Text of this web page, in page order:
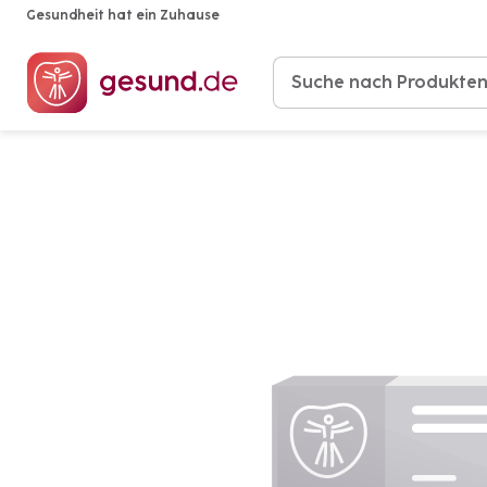
Gesundheit hat ein Zuhause